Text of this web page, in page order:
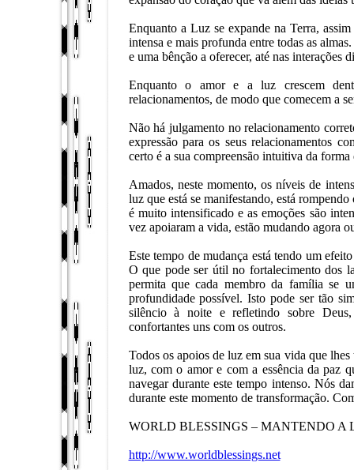
Enquanto a Luz se expande na Terra,
intensa e mais profunda entre todas as
e uma bênção a oferecer, até nas interações
Enquanto o amor e a luz crescem
relacionamentos, de modo que comecem a
Não há julgamento no relacionamento
expressão para os seus relacionamentos
certo é a sua compreensão intuitiva da
Amados, neste momento, os níveis de
luz que está se manifestando, está
é muito intensificado e as emoções são
vez apoiaram a vida, estão mudando agora
Este tempo de mudança está tendo um
O que pode ser útil no fortalecimento dos
permita que cada membro da família se
profundidade possível. Isto pode ser tão
silêncio à noite e refletindo sobre
confortantes uns com os outros.
Todos os apoios de luz em sua vida que
luz, com o amor e com a essência da paz
navegar durante este tempo intenso. Nós
durante este momento de transformação.
WORLD BLESSINGS – MANTENDO
http://www.worldblessings.net